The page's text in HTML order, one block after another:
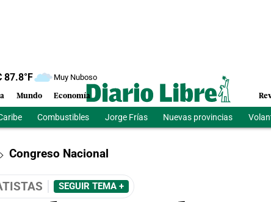
87.8°F Muy Nuboso
Mundo Economía
Combustibles Jorge Frías Nuevas provincias
Congreso Nacional
SEGUIR TEMA +